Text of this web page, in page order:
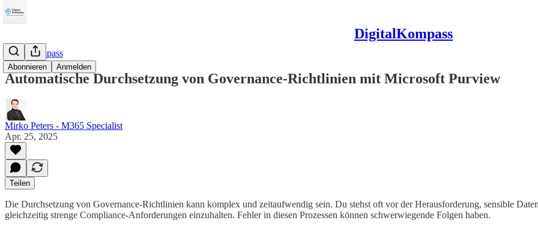
DigitalKompass
Abonnieren Anmelden
M365Kompass
Automatische Durchsetzung von Governance-Richtlinien mit Microsoft Purview
Mirko Peters - M365 Specialist
Apr. 25, 2025
Teilen
Die Durchsetzung von Governance-Richtlinien kann komplex und zeitaufwendig sein. Du stehst oft vor der Herausforderung, sensible
gleichzeitig strenge Compliance-Anforderungen einzuhalten. Fehler in diesen Prozessen können schwerwiegende Folgen haben.